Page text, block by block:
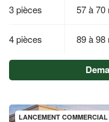
3 pièces 57 à 70
4 pièces 89 à 98
LANCEMENT COMMERCIAL